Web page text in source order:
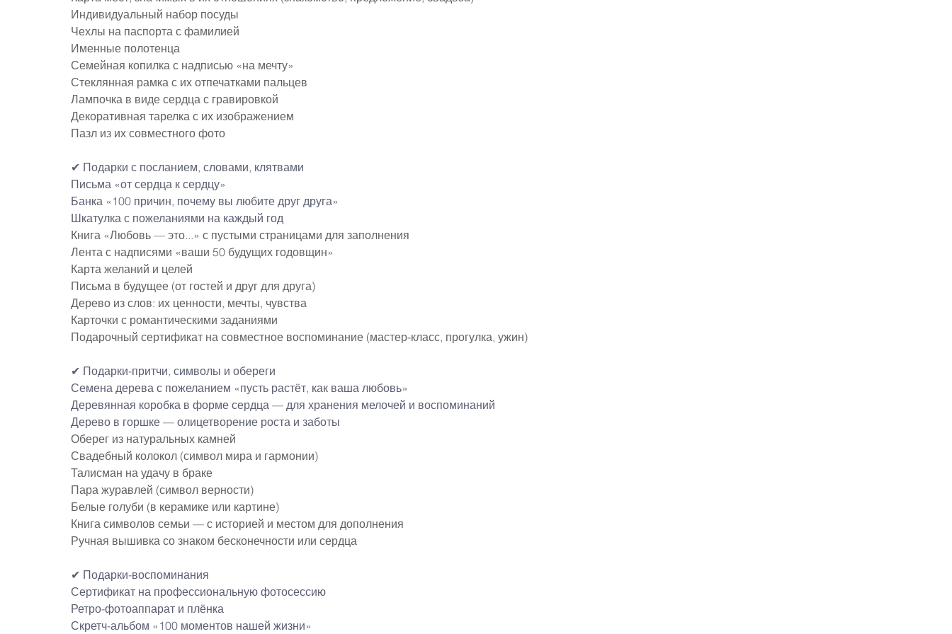
Индивидуальный набор посуды
Чехлы на паспорта с фамилией
Именные полотенца
Семейная копилка с надписью «на мечту»
Стеклянная рамка с их отпечатками пальцев
Лампочка в виде сердца с гравировкой
Декоративная тарелка с их изображением
Пазл из их совместного фото
✔ Подарки с посланием, словами, клятвами
Письма «от сердца к сердцу»
Банка «100 причин, почему вы любите друг друга»
Шкатулка с пожеланиями на каждый год
Книга «Любовь — это...» с пустыми страницами для заполнения
Лента с надписями «ваши 50 будущих годовщин»
Карта желаний и целей
Письма в будущее (от гостей и друг для друга)
Дерево из слов: их ценности, мечты, чувства
Карточки с романтическими заданиями
Подарочный сертификат на совместное воспоминание (мастер-класс, прогулка, ужин)
✔ Подарки-притчи, символы и обереги
Семена дерева с пожеланием «пусть растёт, как ваша любовь»
Деревянная коробка в форме сердца — для хранения мелочей и воспоминаний
Дерево в горшке — олицетворение роста и заботы
Оберег из натуральных камней
Свадебный колокол (символ мира и гармонии)
Талисман на удачу в браке
Пара журавлей (символ верности)
Белые голуби (в керамике или картине)
Книга символов семьи — с историей и местом для дополнения
Ручная вышивка со знаком бесконечности или сердца
✔ Подарки-воспоминания
Сертификат на профессиональную фотосессию
Ретро-фотоаппарат и плёнка
Скретч-альбом «100 моментов нашей жизни»